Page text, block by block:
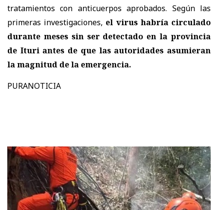
tratamientos con anticuerpos aprobados. Según las
primeras investigaciones, el virus habría circulado
durante meses sin ser detectado en la provincia
de Ituri antes de que las autoridades asumieran
la magnitud de la emergencia.
PURANOTICIA